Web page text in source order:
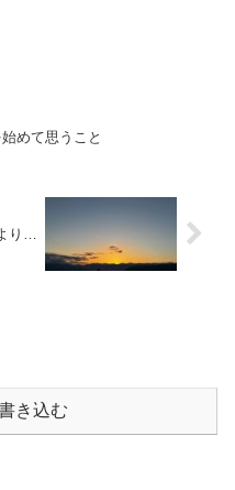
めて思うこと
り…
き込む